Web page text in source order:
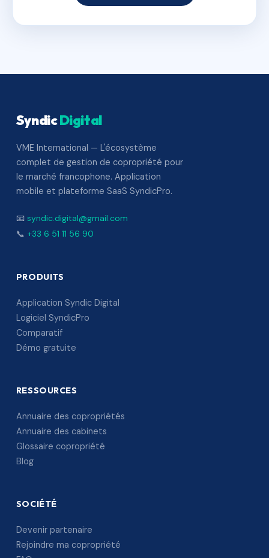
SyndicDigital
VME International — L'écosystème
complet de gestion de copropriété pour
le marché francophone. Application
mobile et plateforme SaaS SyndicPro.
📧 syndic.digital@gmail.com
📞 +33 6 51 11 56 90
PRODUITS
Application Syndic Digital
Logiciel SyndicPro
Comparatif
Démo gratuite
RESSOURCES
Annuaire des copropriétés
Annuaire des cabinets
Glossaire copropriété
Blog
SOCIÉTÉ
Devenir partenaire
Rejoindre ma copropriété